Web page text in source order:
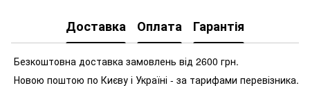
Доставка Оплата Гарантія
Безкоштовна доставка замовлень від 2600 грн.
Новою поштою по Києву і Україні - за тарифами перевізника.